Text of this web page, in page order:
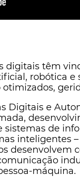
digitais têm
robótica e
Digitais e
de
inteligentes
desenvolvem
máquina.